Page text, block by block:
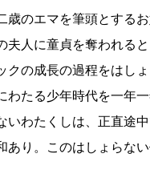
歳のエマを筆頭とする
夫人に童貞を奪われる
クの成長の過程をはし
わたる少年時代を一年
いわたくしは、正直途
あり。このはしょらな